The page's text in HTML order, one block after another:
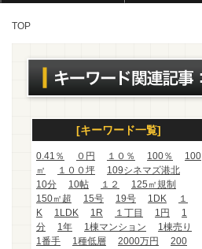
TOP
[キーワード一覧]
0.41％ ０円 １０％ 100％
100
㎡
１００坪
109シネマズ港北
10分
10帖 １２
125㎡規制
150㎡超
15号 19号 1DK
１
K
1LDK 1R １丁目 1円
1
分
1年 1棟マンション
1棟売り
1番手
1種低層 2000万円
200